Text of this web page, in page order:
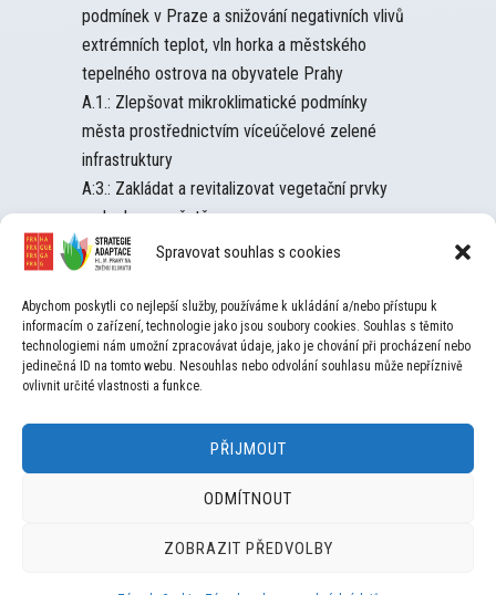
Spravovat souhlas s cookies
Abychom poskytli co nejlepší služby, používáme k ukládání a/nebo přístupu k
informacím o zařízení, technologie jako jsou soubory cookies. Souhlas s těmito
technologiemi nám umožní zpracovávat údaje, jako je chování při procházení nebo
jedinečná ID na tomto webu. Nesouhlas nebo odvolání souhlasu může nepříznivě
ovlivnit určité vlastnosti a funkce.
PŘIJMOUT
ODMÍTNOUT
ZOBRAZIT PŘEDVOLBY
podmínek v Praze a snižování negativních vlivů
extrémních teplot, vln horka a městského
tepelného ostrova na obyvatele Prahy
A.1.: Zlepšovat mikroklimatické podmínky
města prostřednictvím víceúčelové zelené
infrastruktury
A:3.: Zakládat a revitalizovat vegetační prvky
a plochy ve městě
Přínos adaptace (ekosystémová služba)
Redukce hluku
Kvalita ovzduší
Regulace mikroklimatu
Regulace nemocí
Jiný přínos
Nárůst hodnoty nemovitostí